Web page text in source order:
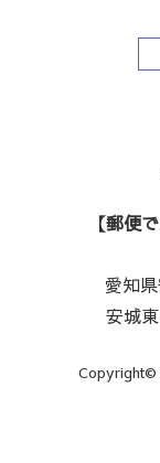
【郵便
愛知
安城
Copyright©